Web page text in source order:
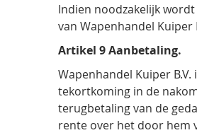
Indien noodzakelijk
van Wapenhandel Kuiper
Artikel 9 Aanbetaling.
Wapenhandel Kuiper
tekortkoming in de
terugbetaling van de
rente over het door hem